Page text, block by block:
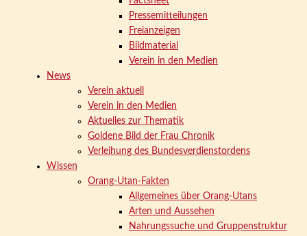
Pressemitteilungen
Freianzeigen
Bildmaterial
Verein in den Medien
News
Verein aktuell
Verein in den Medien
Aktuelles zur Thematik
Goldene Bild der Frau Chronik
Verleihung des Bundesverdienstordens
Wissen
Orang-Utan-Fakten
Allgemeines über Orang-Utans
Arten und Aussehen
Nahrungssuche und Gruppenstruktur